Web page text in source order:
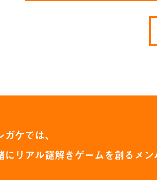
ガケでは、
にリアル謎解きゲームを創るメン